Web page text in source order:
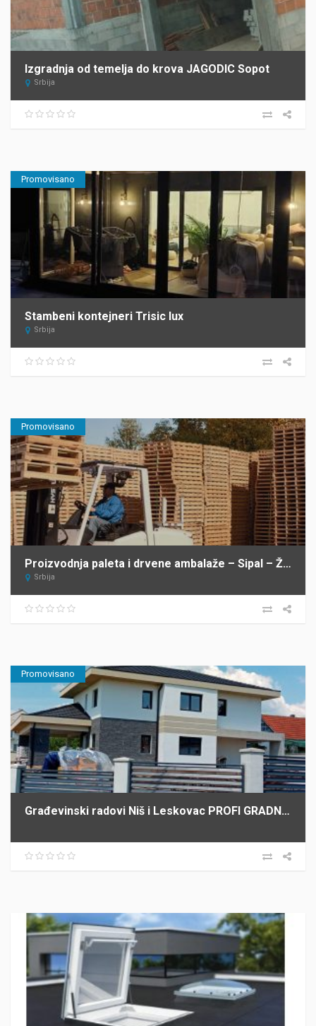
Izgradnja od temelja do krova JAGODIC Sopot
Srbija
Promovisano
Stambeni kontejneri Trisic lux
Srbija
Promovisano
Proizvodnja paleta i drvene ambalaže – Sipal – Žabalj
Srbija
Promovisano
Građevinski radovi Niš i Leskovac PROFI GRADNJA SPASIĆ